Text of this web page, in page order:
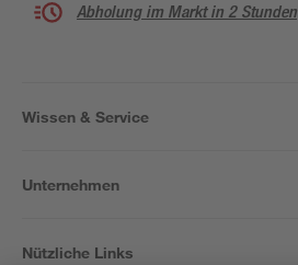
Abholung im Markt in 2 Stunden
Wissen & Service
Unternehmen
Nützliche Links